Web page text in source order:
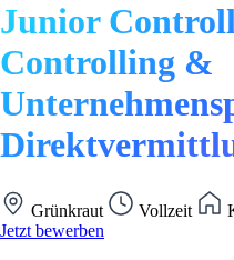
Junior
Controlling &
Grünkraut Vollzeit
Jetzt bewerben